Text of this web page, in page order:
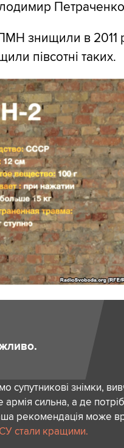
знищили в 2011
півсотні таких.
супутникові знімки,
сильна, а де
рекомендація може
стали кращими.